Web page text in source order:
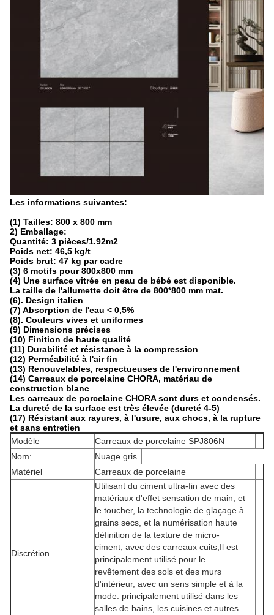
Les informations suivantes:
(1) Tailles: 800 x 800 mm
2) Emballage:
Quantité: 3 pièces/1.92m2
Poids net: 46,5 kg/t
Poids brut: 47 kg par cadre
(3) 6 motifs pour 800x800 mm
(4) Une surface vitrée en peau de bébé est disponible.
La taille de l'allumette doit être de 800*800 mm mat.
(6). Design italien
(7) Absorption de l'eau < 0,5%
(8). Couleurs vives et uniformes
(9) Dimensions précises
(10) Finition de haute qualité
(11) Durabilité et résistance à la compression
(12) Perméabilité à l'air fin
(13) Renouvelables, respectueuses de l'environnement
(14) Carreaux de porcelaine CHORA, matériau de
construction blanc
Les carreaux de porcelaine CHORA sont durs et condensés.
La dureté de la surface est très élevée (dureté 4-5)
(17) Résistant aux rayures, à l'usure, aux chocs, à la rupture
et sans entretien
Modèle
Carreaux de porcelaine SPJ806N
Nom:
Nuage gris
Matériel
Carreaux de porcelaine
Discrétion
Utilisant du ciment ultra-fin avec des
matériaux d'effet sensation de main, et
le toucher, la technologie de glaçage à
grains secs, et la numérisation haute
définition de la texture de micro-
ciment, avec des carreaux cuits,Il est
principalement utilisé pour le
revêtement des sols et des murs
d'intérieur, avec un sens simple et à la
mode. principalement utilisé dans les
salles de bains, les cuisines et autres